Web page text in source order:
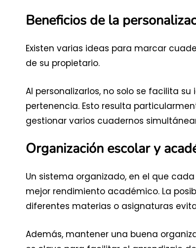
Beneficios de la
Existen varias ideas para marcar
de su propietario.
Al personalizarlos, no solo se facilita
pertenencia. Esto resulta
gestionar varios cuadernos
Organización escolar y
Un sistema organizado, en el que
mejor rendimiento académico. La
diferentes materias o asignaturas
Además, mantener una buena